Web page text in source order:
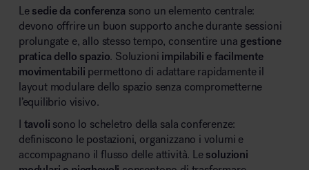
Le sedie da conferenza sono un elemento centrale:
devono offrire un buon supporto anche durante sessioni
prolungate e, allo stesso tempo, consentire una gestione
pratica dello spazio. Soluzioni impilabili e facilmente
movimentabili permettono di adattare rapidamente il
layout modulare dello spazio senza comprometterne
l’equilibrio visivo.
I tavoli sono lo scheletro della sala conferenze:
definiscono le postazioni, organizzano i volumi e
accompagnano il flusso delle attività. Le soluzioni